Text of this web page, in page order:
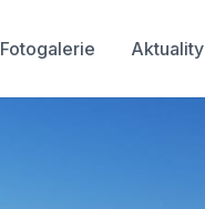
Fotogalerie Aktuality